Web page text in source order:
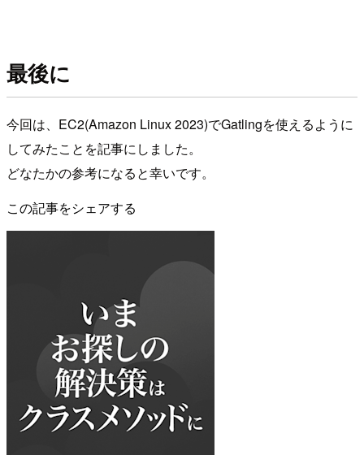
最後に
今回は、EC2(Amazon Linux 2023)でGatlingを使えるように
してみたことを記事にしました。
どなたかの参考になると幸いです。
この記事をシェアする